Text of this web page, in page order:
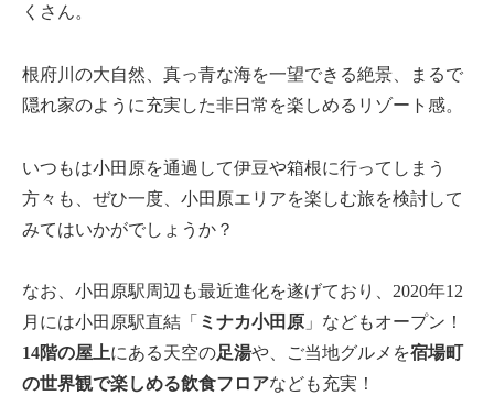
くさん。
根府川の大自然、真っ青な海を一望できる絶景、まるで
隠れ家のように充実した非日常を楽しめるリゾート感。
いつもは小田原を通過して伊豆や箱根に行ってしまう
方々も、ぜひ一度、小田原エリアを楽しむ旅を検討して
みてはいかがでしょうか？
なお、小田原駅周辺も最近進化を遂げており、2020年12
月には小田原駅直結「 ミナカ小田原 」などもオープン！
14階の屋上にある天空の足湯や、ご当地グルメを宿場町
の世界観で楽しめる飲食フロアなども充実！